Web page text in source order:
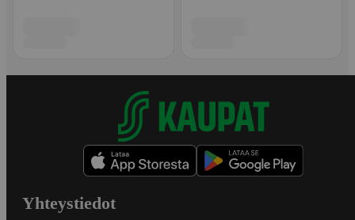
Yhteystiedot